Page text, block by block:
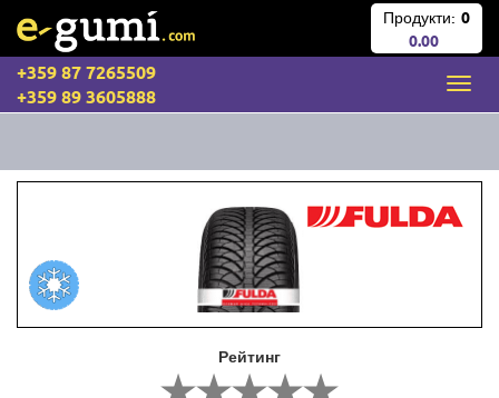
Продукти: 0
0.00
+359 87 7265509
+359 89 3605888
Рейтинг